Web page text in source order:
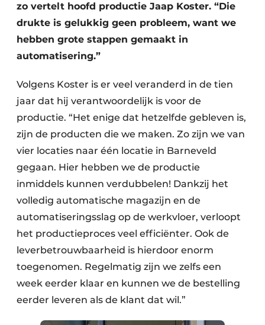
zo vertelt hoofd productie Jaap Koster. “Die
drukte is gelukkig geen probleem, want we
hebben grote stappen gemaakt in
automatisering.”
Volgens Koster is er veel veranderd in de tien
jaar dat hij verantwoordelijk is voor de
productie. “Het enige dat hetzelfde gebleven is,
zijn de producten die we maken. Zo zijn we van
vier locaties naar één locatie in Barneveld
gegaan. Hier hebben we de productie
inmiddels kunnen verdubbelen! Dankzij het
volledig automatische magazijn en de
automatiseringsslag op de werkvloer, verloopt
het productieproces veel efficiënter. Ook de
leverbetrouwbaarheid is hierdoor enorm
toegenomen. Regelmatig zijn we zelfs een
week eerder klaar en kunnen we de bestelling
eerder leveren als de klant dat wil.”